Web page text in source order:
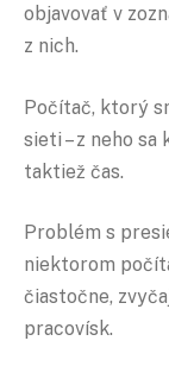
objavovať v
z nich.
Počítač, ktorý
sieti – z neho
taktiež čas.
Problém s
niektorom
čiastočne,
pracovísk.